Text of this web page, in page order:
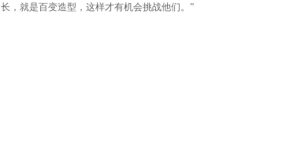
长，就是百变造型，这样才有机会挑战他们。”